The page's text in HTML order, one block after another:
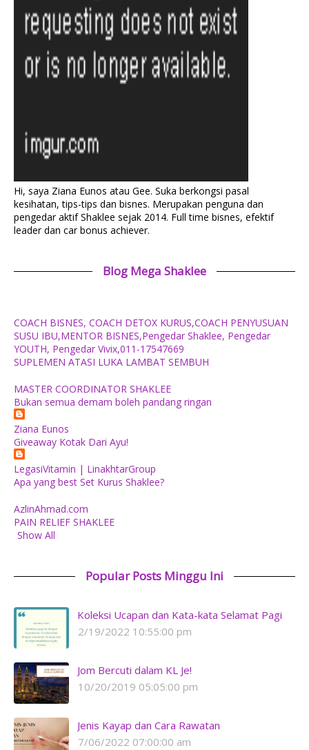
Hi, saya Ziana Eunos atau Gee. Suka berkongsi pasal
kesihatan, tips-tips dan bisnes. Merupakan penguna dan
pengedar aktif Shaklee sejak 2014. Full time bisnes, efektif
leader dan car bonus achiever.
Blog Mega Shaklee
COACH BISNES, COACH DETOX KURUS,COACH PENYUSUAN
SUSU IBU,MENTOR BISNES,Pengedar Shaklee, Pengedar
YOUTH, Pengedar Vivix,011-17547669
SUPLEMEN ATASI LUKA LAMBAT SEMBUH
MASTER COORDINATOR SHAKLEE
Bukan semua demam boleh pandang ringan
Ziana Eunos
Giveaway Kotak Dari Ayu!
LegasiVitamin | LinakhtarGroup
Apa yang best Set Kurus Shaklee?
AzlinAhmad.com
PAIN RELIEF SHAKLEE
Show All
Popular Posts Minggu Ini
Koleksi Ucapan dan Kata-kata Selamat Pagi
2/19/2022 10:55:00 pm
Jom Bercuti dalam KL Je!
10/20/2019 05:05:00 pm
Jenis Kayap dan Cara Rawatan
7/06/2022 07:00:00 am